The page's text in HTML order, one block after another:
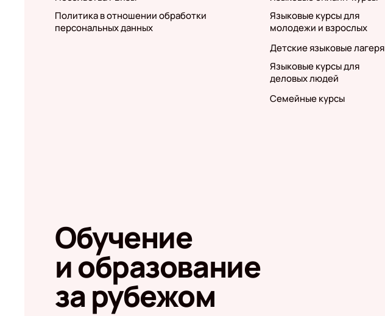
Политика в отношении обработки
персональных данных
Языковые курсы для
молодежи и взрослых
Детские языковые лагеря
Языковые курсы для
деловых людей
Семейные курсы
Обучение
и образование
за рубежом